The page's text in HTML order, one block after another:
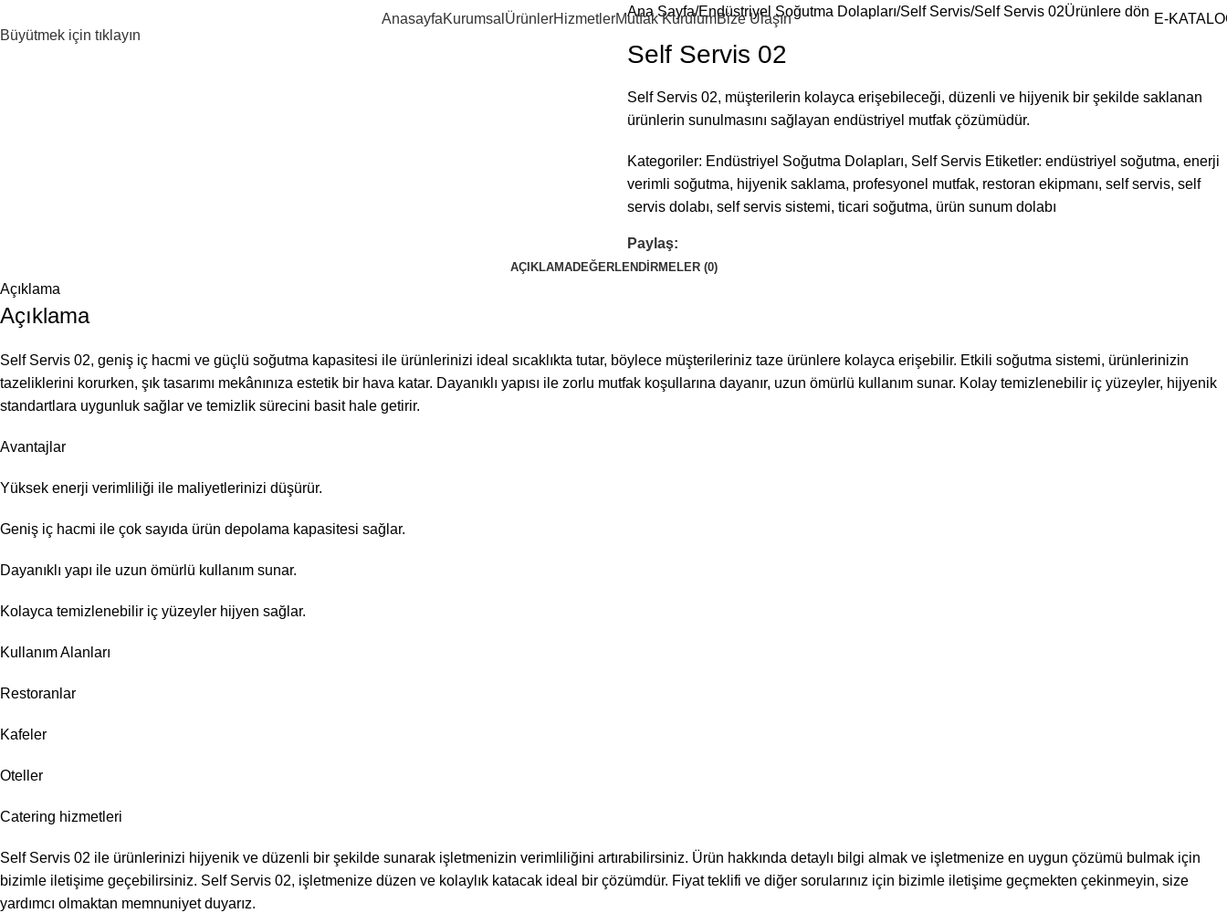
AnasayfaKurumsal ÜrünlerHizmetlerMutfak KurulumBize Ulaşın
E-
Büyütmek için tıklayın
Ana Sayfa Endüstriyel Soğutma Dolapları Self Servis Self Servis 02Ürünlere dön
Self Servis 02
Self Servis 02, müşterilerin kolayca erişebileceği, düzenli ve hijyenik bir şekilde saklanan
ürünlerin sunulmasını sağlayan endüstriyel mutfak çözümüdür.
Kategoriler: Endüstriyel Soğutma Dolapları, Self Servis Etiketler: endüstriyel soğutma, enerji
verimli soğutma, hijyenik saklama, profesyonel mutfak, restoran ekipmanı, self servis, self
servis dolabı, self servis sistemi, ticari soğutma, ürün sunum dolabı
Paylaş:
AÇIKLAMADEĞERLENDIRMELER (0)
Açıklama
Açıklama
Self Servis 02, geniş iç hacmi ve güçlü soğutma kapasitesi ile ürünlerinizi ideal sıcaklıkta tutar, böylece müşterileriniz taze ürünlere kolayca erişebilir. Etkili soğutma sistemi, ürünlerinizin
tazeliklerini korurken, şık tasarımı mekânınıza estetik bir hava katar. Dayanıklı yapısı ile zorlu mutfak koşullarına dayanır, uzun ömürlü kullanım sunar. Kolay temizlenebilir iç yüzeyler, hijyenik
standartlara uygunluk sağlar ve temizlik sürecini basit hale getirir.
Avantajlar
Yüksek enerji verimliliği ile maliyetlerinizi düşürür.
Geniş iç hacmi ile çok sayıda ürün depolama kapasitesi sağlar.
Dayanıklı yapı ile uzun ömürlü kullanım sunar.
Kolayca temizlenebilir iç yüzeyler hijyen sağlar.
Kullanım Alanları
Restoranlar
Kafeler
Oteller
Catering hizmetleri
Self Servis 02 ile ürünlerinizi hijyenik ve düzenli bir şekilde sunarak işletmenizin verimliliğini artırabilirsiniz. Ürün hakkında detaylı bilgi almak ve işletmenize en uygun çözümü bulmak için
bizimle iletişime geçebilirsiniz. Self Servis 02, işletmenize düzen ve kolaylık katacak ideal bir çözümdür. Fiyat teklifi ve diğer sorularınız için bizimle iletişime geçmekten çekinmeyin, size
yardımcı olmaktan memnuniyet duyarız.